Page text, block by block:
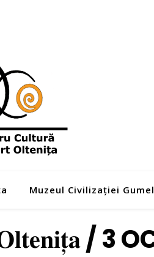
Muzeul Civilizației
/ 3